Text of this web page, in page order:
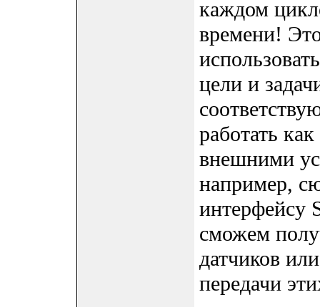
каждом
времени!
цели и
работать
внешними
например,
интерфейсу
сможем
датчиков
передачи